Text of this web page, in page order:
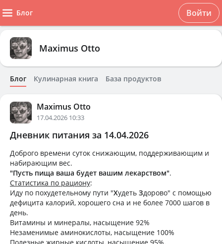
Блог Войти
Maximus Otto
Блог Кулинарная книга База продуктов
Maximus Otto
17.04.2026 10:33
Дневник питания за 14.04.2026
Доброго времени суток снижающим, поддерживающим и
набирающим вес.
"Пусть пища ваша будет вашим лекарством".
Статистика по рациону:
Иду по похудетельному пути "Худеть Здорово" с помощью
дефицита калорий, хорошего сна и не более 7000 шагов в
день.
Витамины и минералы, насыщение 92%
Незаменимые аминокислоты, насыщение 100%